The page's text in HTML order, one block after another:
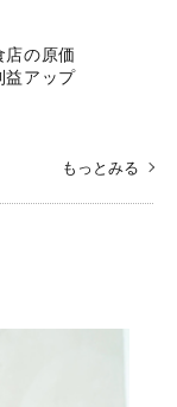
店の原価
益アップ
もっとみる